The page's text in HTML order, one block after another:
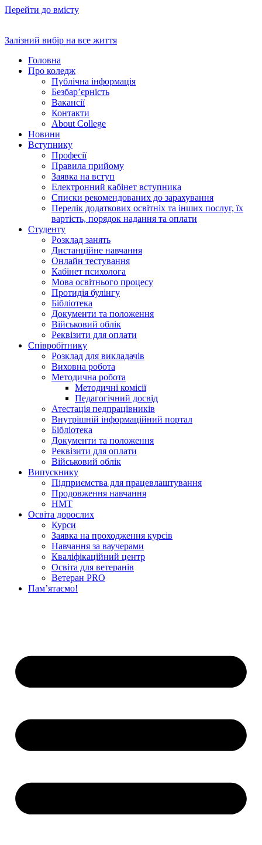
Перейти до вмісту
Залізний вибір на все життя
Головна
Про коледж
Публічна інформація
Безбар’єрність
Вакансії
Контакти
About College
Новини
Вступнику
Професії
Правила прийому
Заявка на вступ
Електронний кабінет вступника
Списки рекомендованих до зарахування
Перелік додаткових освітніх та інших послуг, їх
вартість, порядок надання та оплати
Студенту
Розклад занять
Дистанційне навчання
Онлайн тестування
Кабінет психолога
Мова освітнього процесу
Протидія булінгу
Бібліотека
Документи та положення
Військовий облік
Реквізити для оплати
Співробітнику
Розклад для викладачів
Виховна робота
Методична робота
Методичні комісії
Педагогічний досвід
Атестація педпрацівників
Внутрішній інформаційний портал
Бібліотека
Документи та положення
Реквізити для оплати
Військовий облік
Випускнику
Підприємства для працевлаштування
Продовження навчання
НМТ
Освіта дорослих
Курси
Заявка на проходження курсів
Навчання за ваучерами
Кваліфікаційний центр
Освіта для ветеранів
Ветеран PRO
Пам’ятаємо!